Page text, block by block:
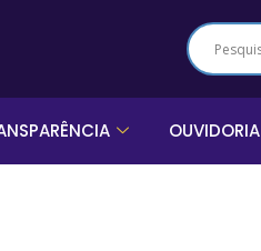
OUVIDORIA